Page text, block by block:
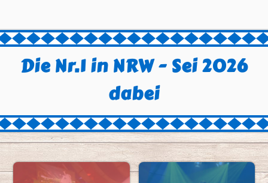
Die Nr.1 in NRW - Sei 2026
dabei